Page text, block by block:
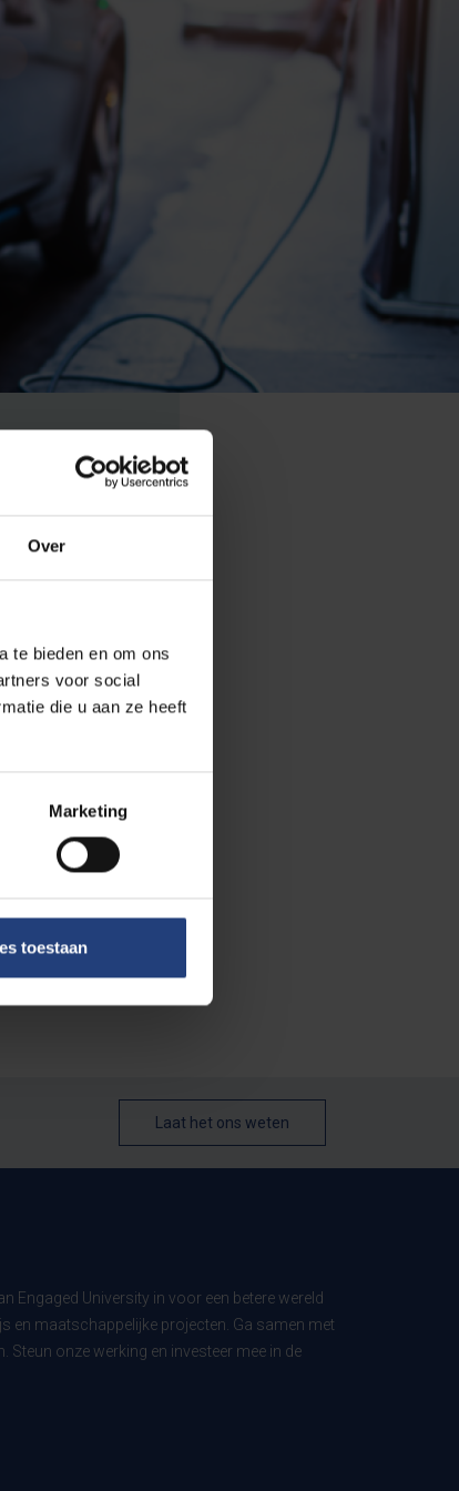
Over
te bieden en om ons
voor social
die u aan ze heeft
Marketing
toestaan
Laat het ons weten
Engaged University in voor een betere wereld
en maatschappelijke projecten. Ga samen met
Steun onze werking en investeer mee in de